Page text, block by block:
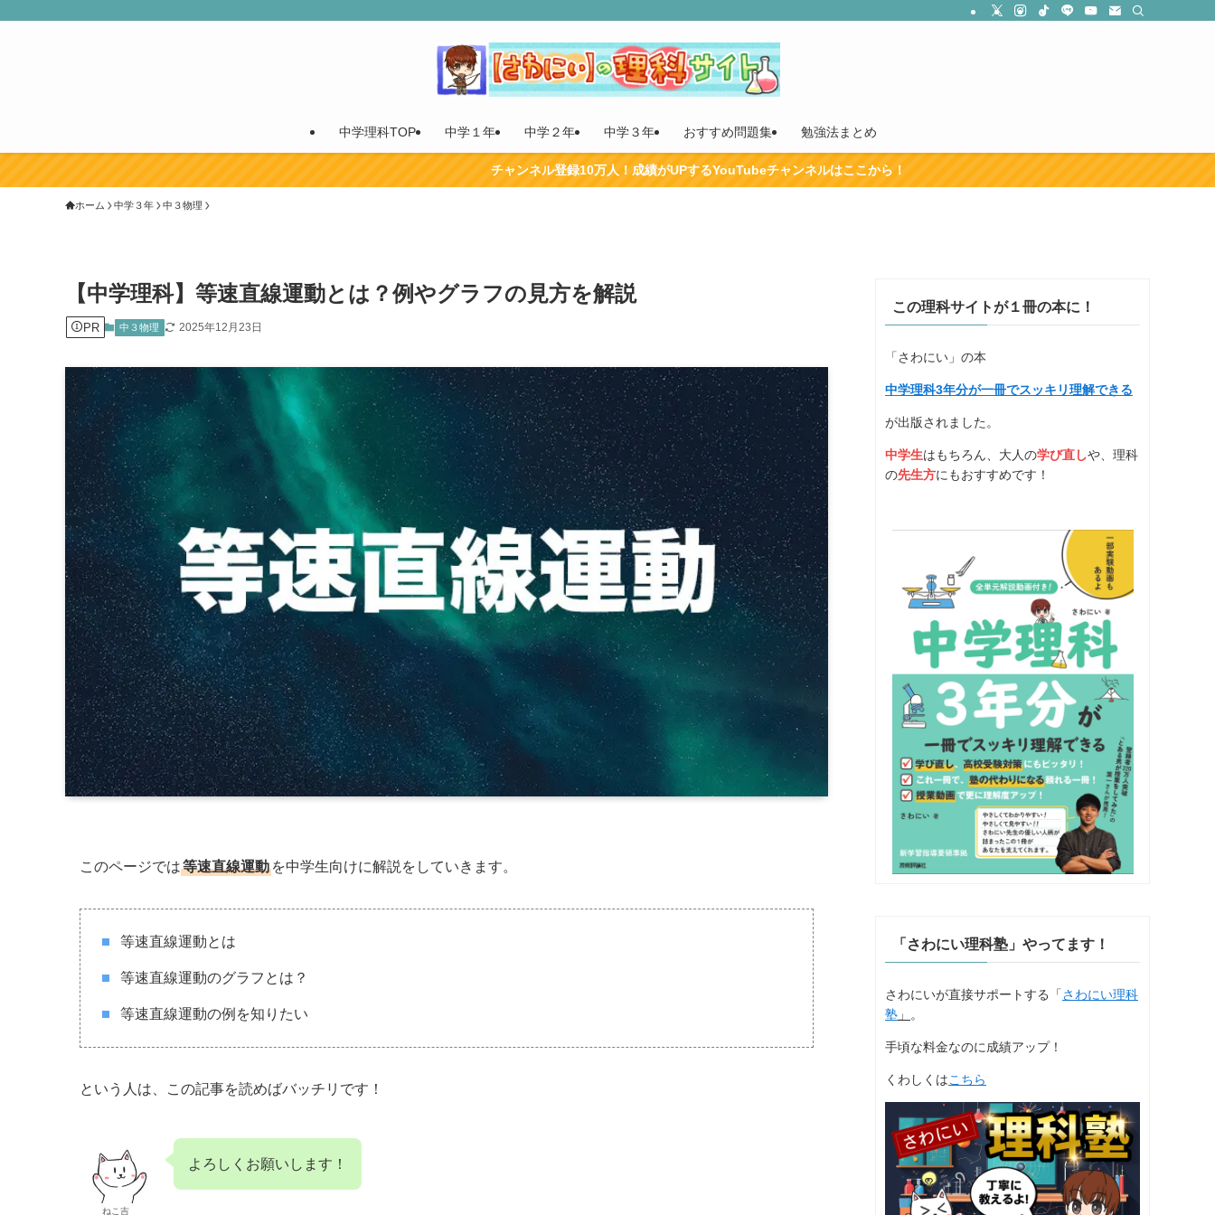
中学理科TOP 中学１年 中学２年 中学３年 おすすめ問題集 勉強法まとめ
チャンネル登録10万人！成績がUPするYouTubeチャンネルはここから！
ホーム 中学３年 中３物理
【中学理科】等速直線運動とは？例やグラフの見方を解説
PR 中３物理 2025年12月23日
このページでは等速直線運動 を中学生向けに解説をしていきます。
等速直線運動とは
等速直線運動のグラフとは？
等速直線運動の例を知りたい
という人は、この記事を読めばバッチリです！
ねこ吉
よろしくお願いします！
この理科サイトが１冊の本に！
「さわにい」の本
中学理科3年分が一冊でスッキリ理解できる
が出版されました。
中学生はもちろん、大人の学び直しや、理科
の先生方にもおすすめです！
「さわにい理科塾」やってます！
さわにいが直接サポートする「さわにい理科
塾 」 。
手頃な料金なのに成績アップ！
くわしくはこちら